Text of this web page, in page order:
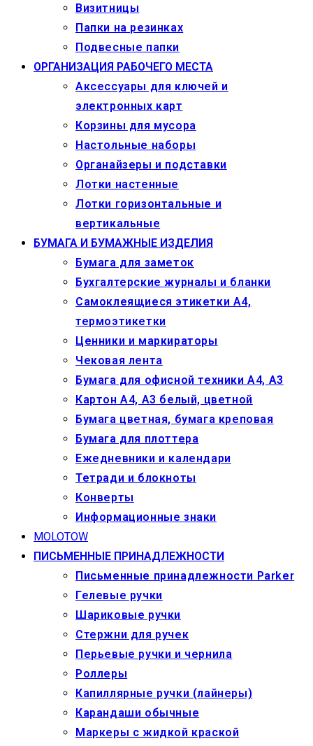
Визитницы
Папки на резинках
Подвесные папки
ОРГАНИЗАЦИЯ РАБОЧЕГО МЕСТА
Аксессуары для ключей и
электронных карт
Корзины для мусора
Настольные наборы
Органайзеры и подставки
Лотки настенные
Лотки горизонтальные и
вертикальные
БУМАГА И БУМАЖНЫЕ ИЗДЕЛИЯ
Бумага для заметок
Бухгалтерские журналы и бланки
Самоклеящиеся этикетки А4,
термоэтикетки
Ценники и маркираторы
Чековая лента
Бумага для офисной техники А4, А3
Картон А4, А3 белый, цветной
Бумага цветная, бумага креповая
Бумага для плоттера
Ежедневники и календари
Тетради и блокноты
Конверты
Информационные знаки
MOLOTOW
ПИСЬМЕННЫЕ ПРИНАДЛЕЖНОСТИ
Письменные принадлежности Parker
Гелевые ручки
Шариковые ручки
Стержни для ручек
Перьевые ручки и чернила
Роллеры
Капиллярные ручки (лайнеры)
Карандаши обычные
Маркеры c жидкой краской